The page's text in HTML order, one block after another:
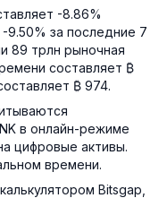
-8.86%
9.50% за последние 7
89 трлн рыночная
составляет ₿
₿ 974.
в онлайн-режиме
цифровые активы.
времени.
Bitsgap,